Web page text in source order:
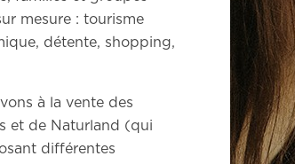
mesure : tourisme
détente, shopping,
à la vente des
et de Naturland (qui
différentes